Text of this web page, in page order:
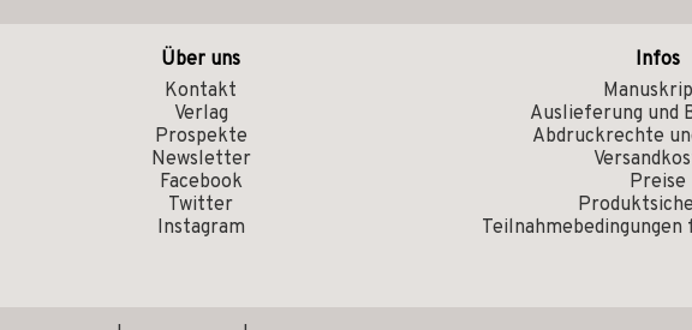
Über uns
Kontakt
Verlag
Prospekte
Newsletter
Facebook
Twitter
Instagram
Infos
Auslieferung und
Abdruckrechte
Preise
Teilnahmebedingungen